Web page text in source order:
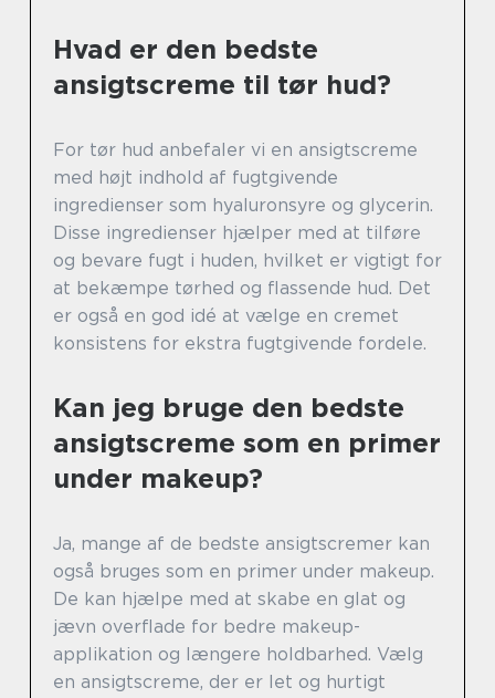
Hvad er den bedste
ansigtscreme til tør hud?
For tør hud anbefaler vi en ansigtscreme
med højt indhold af fugtgivende
ingredienser som hyaluronsyre og glycerin.
Disse ingredienser hjælper med at tilføre
og bevare fugt i huden, hvilket er vigtigt for
at bekæmpe tørhed og flassende hud. Det
er også en god idé at vælge en cremet
konsistens for ekstra fugtgivende fordele.
Kan jeg bruge den bedste
ansigtscreme som en primer
under makeup?
Ja, mange af de bedste ansigtscremer kan
også bruges som en primer under makeup.
De kan hjælpe med at skabe en glat og
jævn overflade for bedre makeup-
applikation og længere holdbarhed. Vælg
en ansigtscreme, der er let og hurtigt